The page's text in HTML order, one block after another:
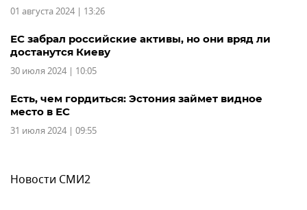
01 августа 2024 | 13:26
ЕС забрал российские активы, но они вряд ли
достанутся Киеву
30 июля 2024 | 10:05
Есть, чем гордиться: Эстония займет видное
место в ЕС
31 июля 2024 | 09:55
Новости СМИ2